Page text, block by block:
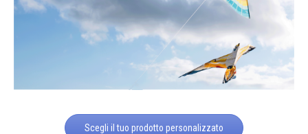
Scegli il tuo prodotto personalizzato